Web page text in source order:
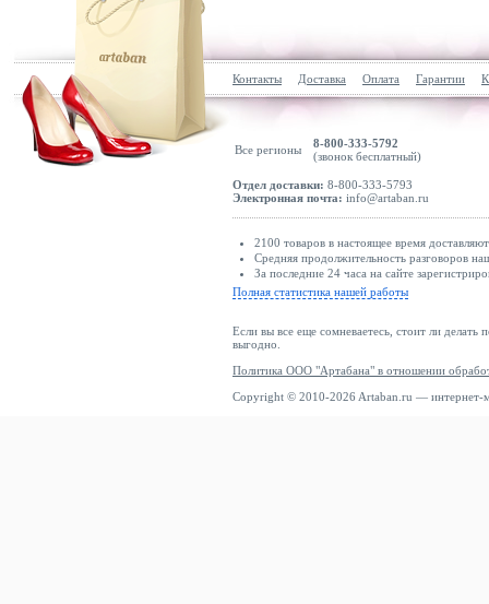
Контакты Доставка Оплата Гарантии
Все регионы
8-800-333-5792
(звонок бесплатный)
Отдел доставки: 8-800-333-5793
Электронная почта: info@artaban.ru
2100 товаров в настоящее время
Средняя продолжительность разговоров
За последние 24 часа на сайте
Полная статистика нашей работы
Если вы все еще сомневаетесь, стоит ли делать
выгодно.
Политика ООО "Артабана" в отношении
Copyright © 2010-2026 Artaban.ru — интернет-